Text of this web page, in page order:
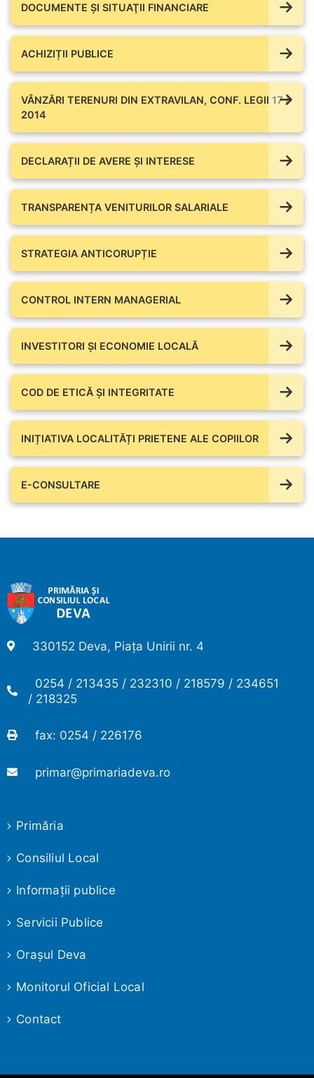
DOCUMENTE ŞI SITUAŢII FINANCIARE
ACHIZIȚII PUBLICE
VÂNZĂRI TERENURI DIN EXTRAVILAN, CONF. LEGII 17 /
2014
DECLARAȚII DE AVERE ŞI INTERESE
TRANSPARENȚA VENITURILOR SALARIALE
STRATEGIA ANTICORUPȚIE
CONTROL INTERN MANAGERIAL
INVESTITORI ȘI ECONOMIE LOCALĂ
COD DE ETICĂ ȘI INTEGRITATE
INIȚIATIVA LOCALITĂȚI PRIETENE ALE COPIILOR
E-CONSULTARE
330152 Deva, Piața Unirii nr. 4
0254 / 213435 / 232310 / 218579 / 234651
/ 218325
fax: 0254 / 226176
primar@primariadeva.ro
Primăria
Consiliul Local
Informaţii publice
Servicii Publice
Oraşul Deva
Monitorul Oficial Local
Contact